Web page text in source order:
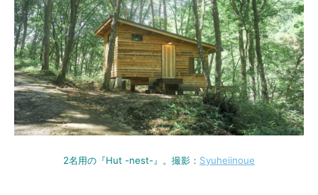
2名用の『Hut -nest-』。撮影： Syuheiinoue